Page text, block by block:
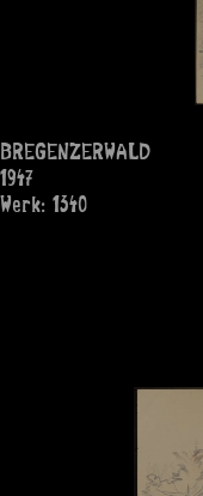
BREGENZERWALD
1947
Werk: 1340